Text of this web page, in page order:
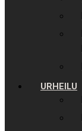
URHEILU